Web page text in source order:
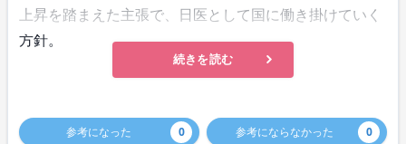
上昇を踏まえた主張で、日医として国に働き掛けていく
方針。
続きを読む
参考になった 0 参考にならなかった 0